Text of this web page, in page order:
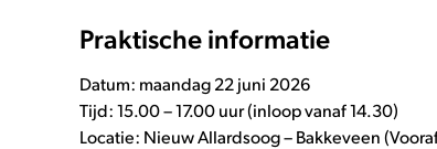
Praktische informatie
Datum: maandag 22 juni 2026
Tijd: 15.00 – 17.00 uur (inloop vanaf 14.30)
Locatie: Nieuw Allardsoog – Bakkeveen